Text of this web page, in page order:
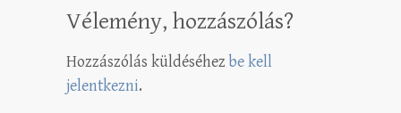
Vélemény, hozzászólás?
Hozzászólás küldéséhezbe kell
jelentkezni.